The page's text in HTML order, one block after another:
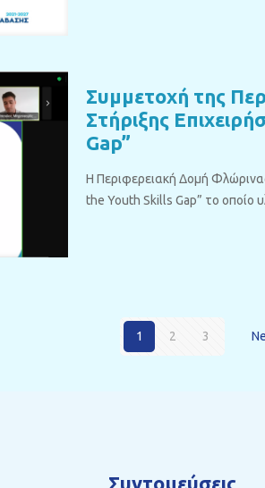
Συμμετοχή της
Στήριξης
Gap”
Η Περιφερειακή Δομή
the Youth Skills Gap” το οποίο
1 2 3
Συντομεύσεις